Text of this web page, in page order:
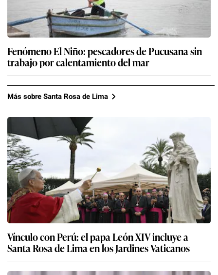
Fenómeno El Niño: pescadores de Pucusana sin
trabajo por calentamiento del mar
Más sobre Santa Rosa de Lima
Vínculo con Perú: el papa León XIV incluye a
Santa Rosa de Lima en los Jardines Vaticanos